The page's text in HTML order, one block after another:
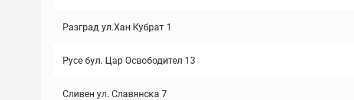
Разград ул.Хан Кубрат 1
Русе бул. Цар Освободител 13
Сливен ул. Славянска 7